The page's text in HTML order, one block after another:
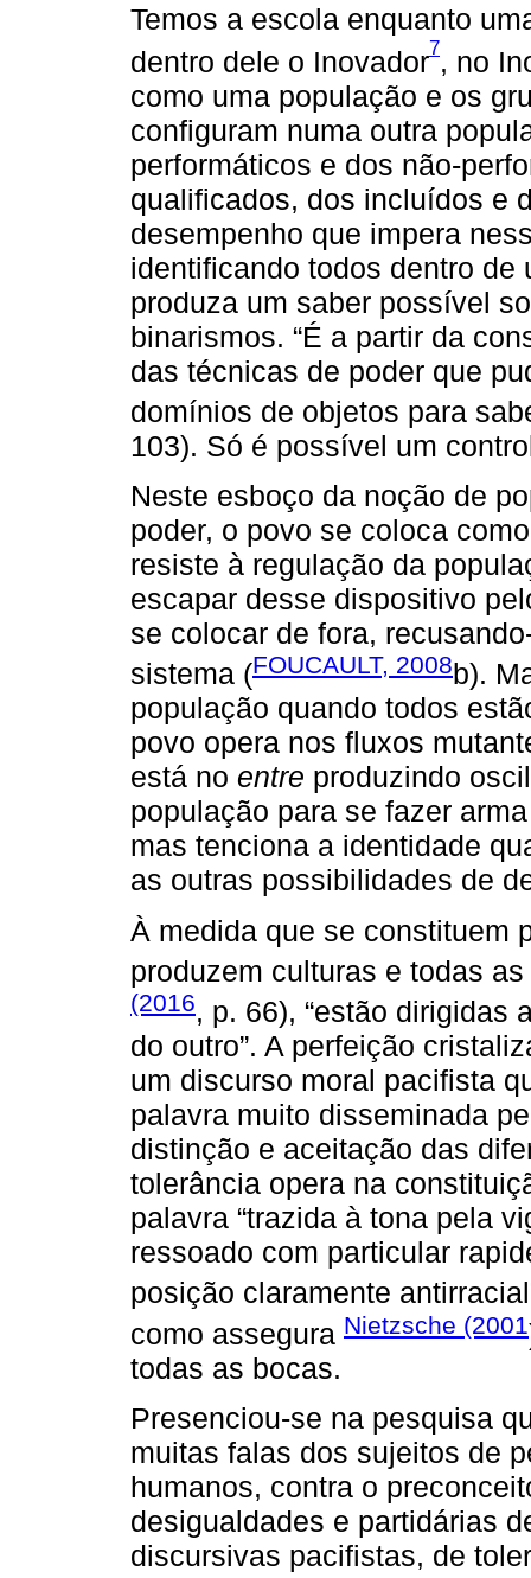
Temos a escola enquanto
dentro dele o Inovador7, no
como uma população e os
configuram numa outra
performáticos e dos não-
qualificados, dos incluídos e
desempenho que impera
identificando todos dentro de
produza um saber possível
binarismos. “É a partir da
das técnicas de poder que
domínios de objetos para
103). Só é possível um
Neste esboço da noção de
poder, o povo se coloca
resiste à regulação da
escapar desse dispositivo
se colocar de fora,
sistema (FOUCAULT, 2008b).
população quando todos
povo opera nos fluxos
está no entre produzindo
população para se fazer
mas tenciona a identidade
as outras possibilidades de
À medida que se constituem
produzem culturas e todas
(2016, p. 66), “estão dirigidas
do outro”. A perfeição
um discurso moral pacifista
palavra muito disseminada
distinção e aceitação das
tolerância opera na
palavra “trazida à tona pela
ressoado com particular
posição claramente
como assegura Nietzsche (2001
todas as bocas.
Presenciou-se na pesquisa
muitas falas dos sujeitos de
humanos, contra o
desigualdades e partidárias
discursivas pacifistas, de